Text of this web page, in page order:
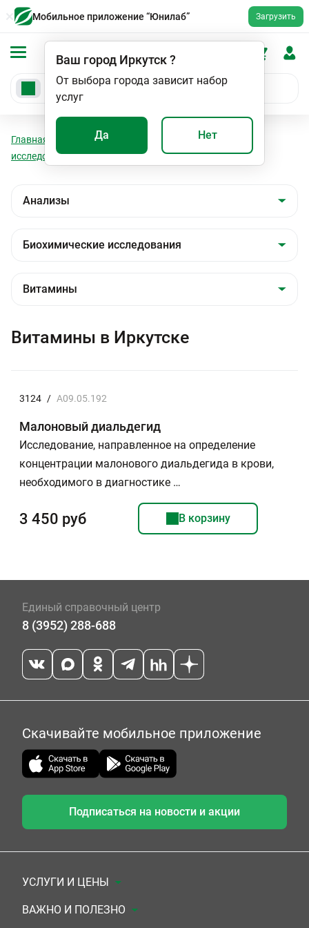
Мобильное приложение “Юнилаб” Загрузить
Ваш город Иркутск?
От выбора города зависит набор
услуг
Да Нет
Главная Анализы
Биохимические
исследования
Витамины
Витамины в Иркутске
3124 / A09.05.192
Малоновый диальдегид
Исследование, направленное на определение
концентрации малонового диальдегида в крови,
необходимого в диагностике …
3 450 руб В корзину
Единый справочный центр
8 (3952) 288-688
Скачивайте мобильное приложение
Подписаться на новости и акции
УСЛУГИ И ЦЕНЫ
Анализы
ВАЖНО И ПОЛЕЗНО